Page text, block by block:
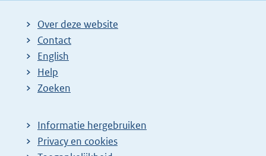
Over deze website
Contact
English
Help
Zoeken
Informatie hergebruiken
Privacy en cookies